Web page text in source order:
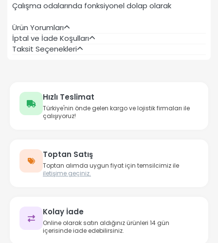
Çalışma odalarında fonksiyonel dolap olarak
Ürün Yorumları
İptal ve İade Koşulları
Taksit Seçenekleri
Hızlı Teslimat
Türkiye'nin önde gelen kargo ve lojistik firmaları ile
çalışıyoruz!
Toptan Satış
Toptan alımda uygun fiyat için temsilcimiz ile
iletişime geçiniz.
Kolay İade
Online olarak satın aldığınız ürünleri 14 gün
içerisinde iade edebilirsiniz.